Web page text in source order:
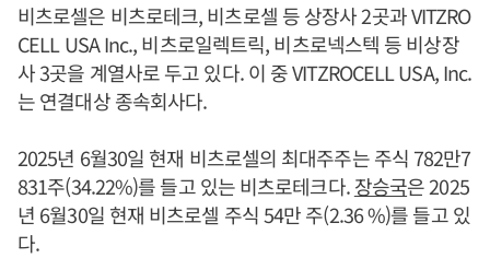
비츠로셀은 비츠로테크, 비츠로셀 등 상장사 2곳과 VITZRO
CELL USA Inc., 비츠로일렉트릭, 비츠로넥스텍 등 비상장
사 3곳을 계열사로 두고 있다. 이 중 VITZROCELL USA, Inc.
는 연결대상 종속회사다.
2025년 6월30일 현재 비츠로셀의 최대주주는 주식 782만7
831주(34.22%)를 들고 있는 비츠로테크다.장승국은 2025
년 6월30일 현재 비츠로셀 주식 54만 주(2.36 %)를 들고 있
다.